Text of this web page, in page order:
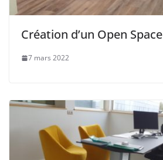
Création d’un Open Space
7 mars 2022